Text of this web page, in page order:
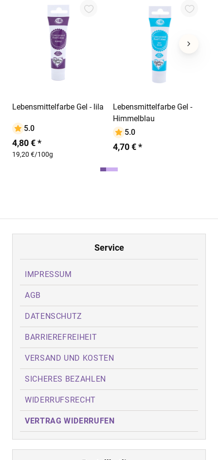
In den Warenkorb
Lebensmittelfarbe Gel - lila
5.0
4,80 € *
19,20 €/100g
Lebensmittelfarbe Gel -
Himmelblau
5.0
4,70 € *
Service
IMPRESSUM
AGB
DATENSCHUTZ
BARRIEREFREIHEIT
VERSAND UND KOSTEN
SICHERES BEZAHLEN
WIDERRUFSRECHT
VERTRAG WIDERRUFEN